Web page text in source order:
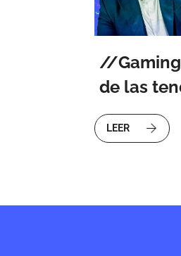
de las
hablemos
personas
LEER